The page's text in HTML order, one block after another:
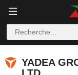
YADEA